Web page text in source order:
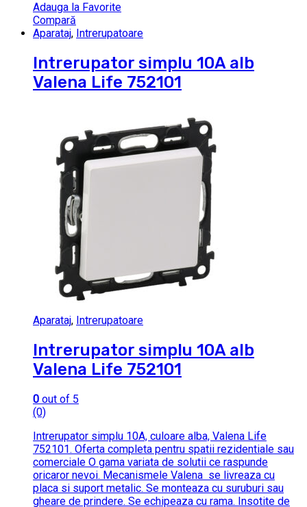
Adauga la Favorite
Compară
Aparataj, Intrerupatoare
Intrerupator simplu 10A alb
Valena Life 752101
Aparataj, Intrerupatoare
Intrerupator simplu 10A alb
Valena Life 752101
0 out of 5
(0)
Intrerupator simplu 10A, culoare alba, Valena Life
752101. Oferta completa pentru spatii rezidentiale sau
comerciale O gama variata de solutii ce raspunde
oricaror nevoi. Mecanismele Valena se livreaza cu
placa si suport metalic. Se monteaza cu suruburi sau
gheare de prindere. Se echipeaza cu rama. Insotite de